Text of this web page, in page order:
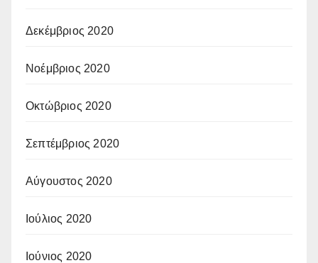
Δεκέμβριος 2020
Νοέμβριος 2020
Οκτώβριος 2020
Σεπτέμβριος 2020
Αύγουστος 2020
Ιούλιος 2020
Ιούνιος 2020